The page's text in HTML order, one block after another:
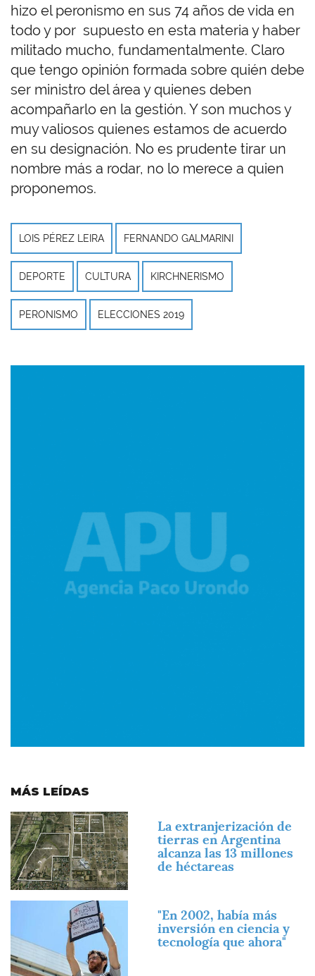
hizo el peronismo en sus 74 años de vida en
todo y por supuesto en esta materia y haber
militado mucho, fundamentalmente. Claro
que tengo opinión formada sobre quién debe
ser ministro del área y quienes deben
acompañarlo en la gestión. Y son muchos y
muy valiosos quienes estamos de acuerdo
en su designación. No es prudente tirar un
nombre más a rodar, no lo merece a quien
proponemos.
LOIS PÉREZ LEIRA FERNANDO GALMARINI
DEPORTE CULTURA KIRCHNERISMO
PERONISMO ELECCIONES 2019
MÁS LEÍDAS
Imagen
La extranjerización de
tierras en Argentina
alcanza las 13 millones
de héctareas
"En 2002, había más
inversión en ciencia y
tecnología que ahora"